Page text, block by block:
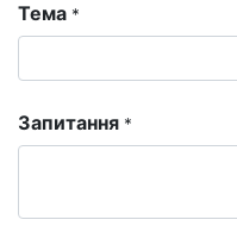
Тема *
Запитання *